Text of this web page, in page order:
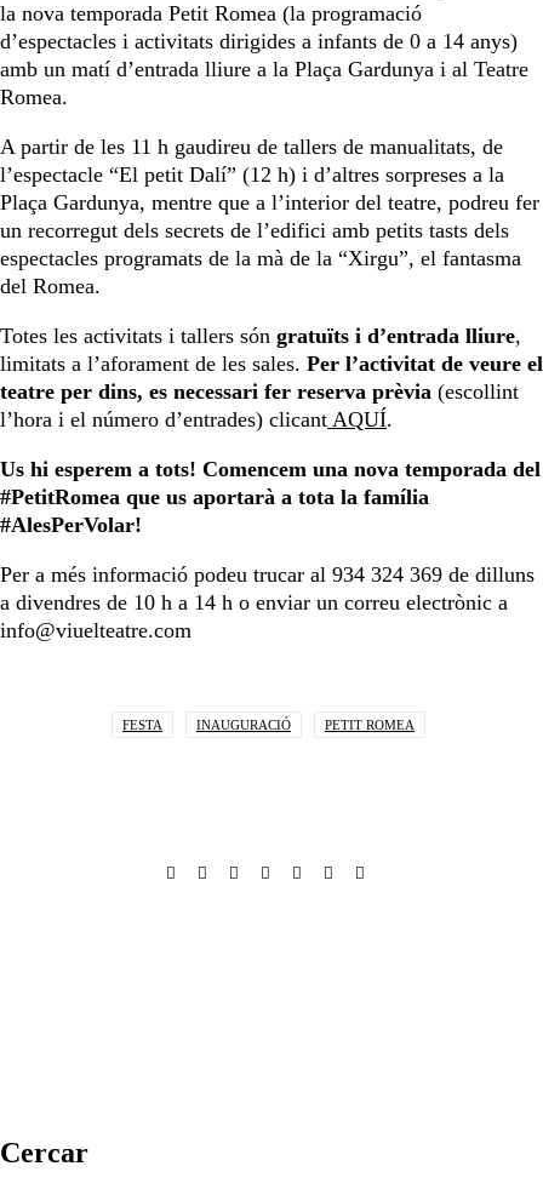
la nova temporada Petit Romea (la programació
d’espectacles i activitats dirigides a infants de 0 a 14 anys)
amb un matí d’entrada lliure a la Plaça Gardunya i al Teatre
Romea.
A partir de les 11 h gaudireu de tallers de manualitats, de
l’espectacle “El petit Dalí” (12 h) i d’altres sorpreses a la
Plaça Gardunya, mentre que a l’interior del teatre, podreu fer
un recorregut dels secrets de l’edifici amb petits tasts dels
espectacles programats de la mà de la “Xirgu”, el fantasma
del Romea.
Totes les activitats i tallers són gratuïts i d’entrada lliure,
limitats a l’aforament de les sales. Per l’activitat de veure el
teatre per dins, es necessari fer reserva prèvia (escollint
l’hora i el número d’entrades) clicant AQUÍ.
Us hi esperem a tots! Comencem una nova temporada del
#PetitRomea que us aportarà a tota la família
#AlesPerVolar!
Per a més informació podeu trucar al 934 324 369 de dilluns
a divendres de 10 h a 14 h o enviar un correu electrònic a
info@viuelteatre.com
FESTA INAUGURACIÓ PETIT ROMEA
Cercar